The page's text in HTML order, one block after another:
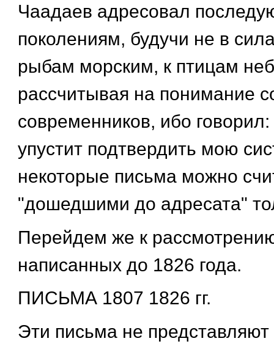
Чаадаев адресовал
поколениям, будучи не в
рыбам морским, к птицам
рассчитывая на понимание
современников, ибо
упустит подтвердить мою
некоторые письма можно
"дошедшими до адресата"
Перейдем же к
написанных до 1826 года.
ПИСЬМА 1807 1826 гг.
Эти письма не